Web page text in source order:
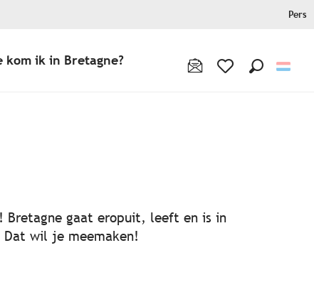
Pers
kom ik in Bretagne?
Bretagne gaat eropuit, leeft en is in
wil je meemaken!